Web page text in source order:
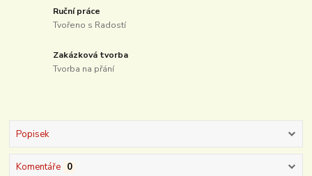
Ruční práce
Tvořeno s Radostí
Zakázková tvorba
Tvorba na přání
Popisek
Komentáře 0